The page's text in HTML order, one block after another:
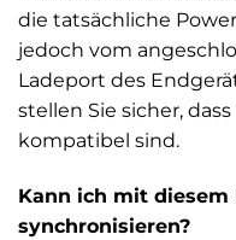
die tatsächliche
jedoch vom
Ladeport des
stellen Sie sicher,
kompatibel sind.
Kann ich mit diesem
synchronisieren?